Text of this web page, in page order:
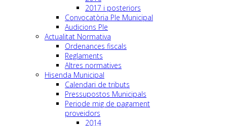
2017 i posteriors
Convocatòria Ple Municipal
Audicions Ple
Actualitat Normativa
Ordenances fiscals
Reglaments
Altres normatives
Hisenda Municipal
Calendari de tributs
Pressupostos Municipals
Periode mig de pagament
proveidors
2014